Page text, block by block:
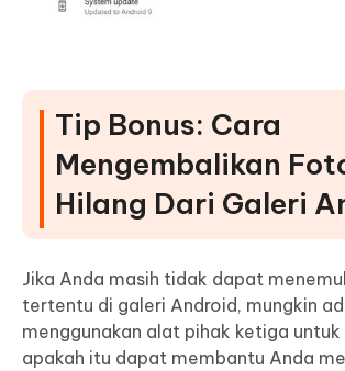
Tip Bonus: Cara
Mengembalikan
Hilang Dari Galeri
Jika Anda masih tidak dapat
tertentu di galeri Android, mungkin
menggunakan alat pihak ketiga
apakah itu dapat membantu Anda